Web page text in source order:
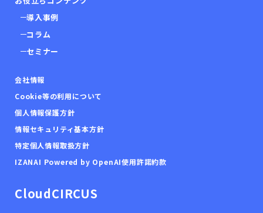
CloudCIRCUS
導入事例
コラム
セミナー
会社情報
Cookie等の利用について
個人情報保護方針
情報セキュリティ基本方針
特定個人情報取扱方針
IZANAI Powered by OpenAI使用許諾約款